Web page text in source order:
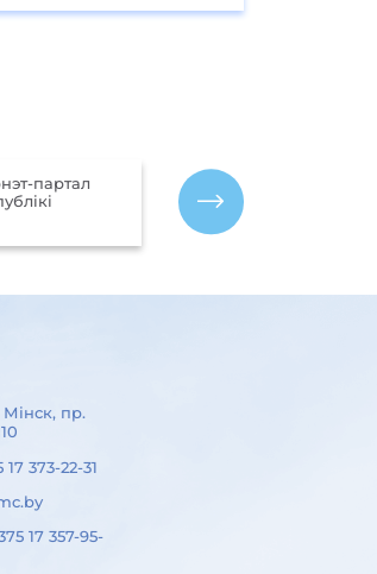
партал
Мінск, пр.
17 373-22-31
17 357-95-